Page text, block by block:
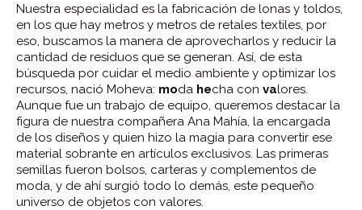
Nuestra especialidad es la fabricación de lonas y toldos,
en los que hay metros y metros de retales textiles, por
eso, buscamos la manera de aprovecharlos y reducir la
cantidad de residuos que se generan. Así, de esta
búsqueda por cuidar el medio ambiente y optimizar los
recursos, nació Moheva: moda hecha con valores.
Aunque fue un trabajo de equipo, queremos destacar la
figura de nuestra compañera Ana Mahía, la encargada
de los diseños y quien hizo la magia para convertir ese
material sobrante en artículos exclusivos. Las primeras
semillas fueron bolsos, carteras y complementos de
moda, y de ahí surgió todo lo demás, este pequeño
universo de objetos con valores.